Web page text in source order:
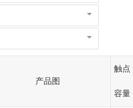
产品图
触点
容量